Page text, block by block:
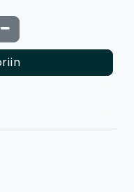
määrää
Vähennä määrää